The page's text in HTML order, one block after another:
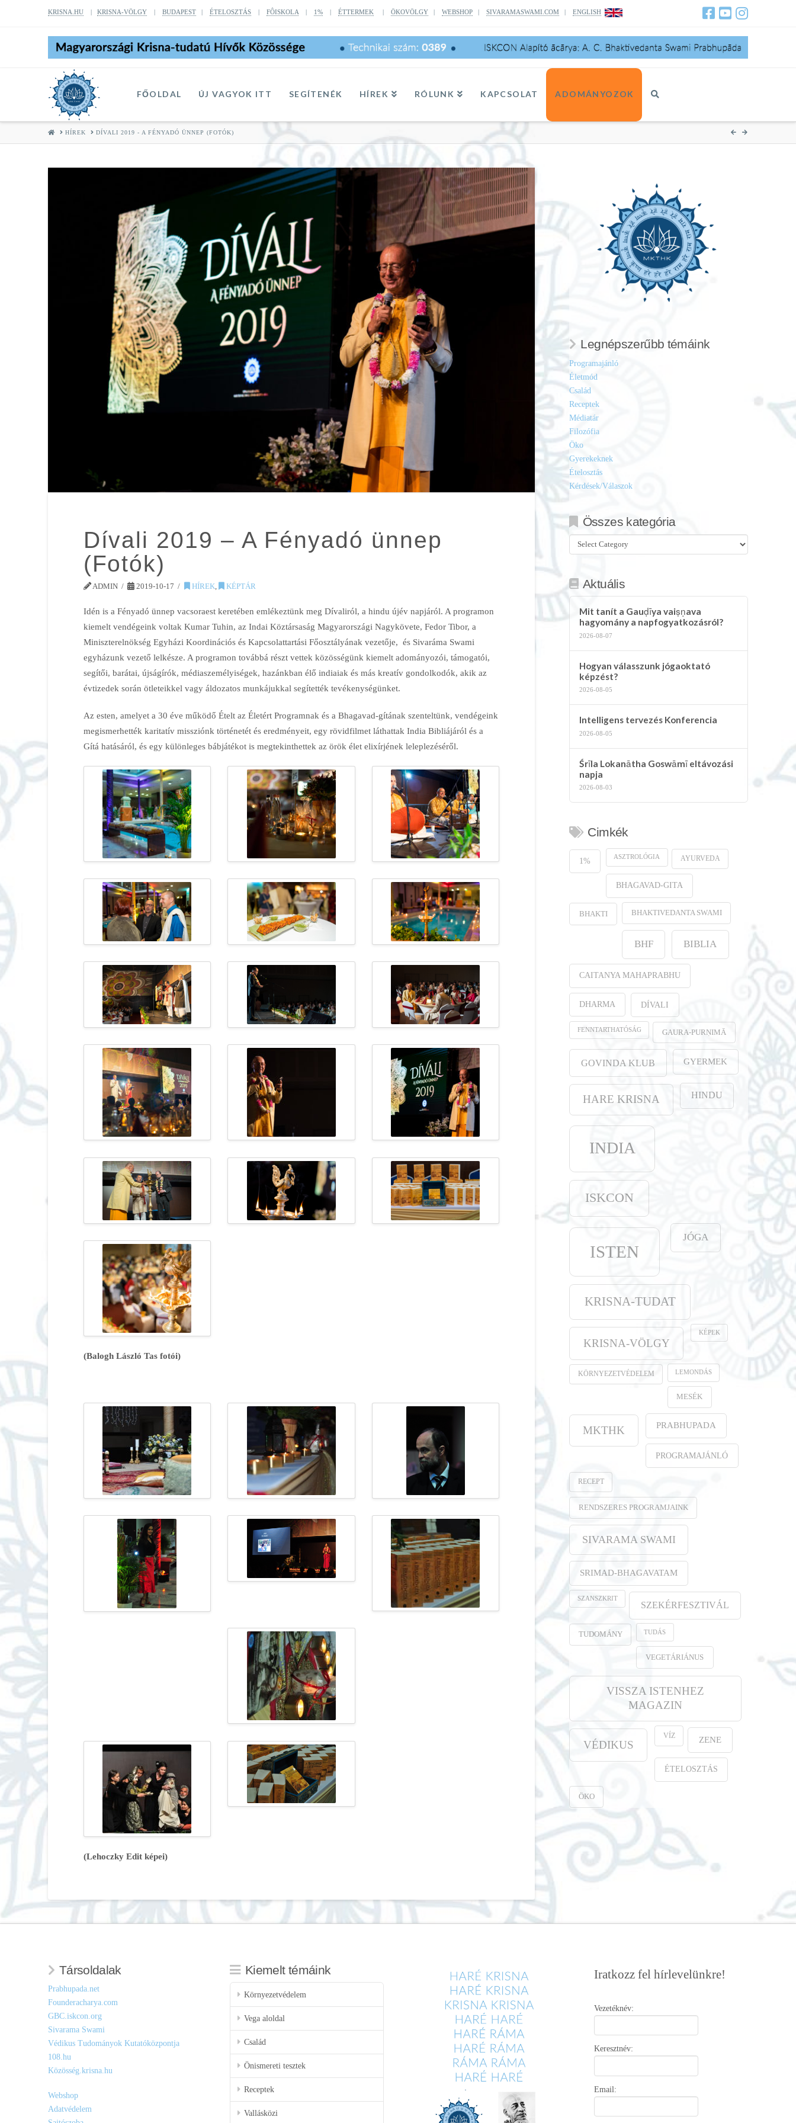
KRISNA.HU| KRISNA-VÖLGY| BUDAPEST| ÉTELOSZTÁS| FÔISKOLA| 1%| ÉTTERMEK | ÖKOVÖLGY| WEBSHOP| SIVARAMASWAMI.COM| ENGLISH
FŐOLDAL ÚJ VAGYOK ITT SEGÍTENÉK HÍREK RÓLUNK KAPCSOLAT ADOMÁNYOZOK
HOMEHÍREK DÍVALI 2019 - A FÉNYADÓ ÜNNEP (FOTÓK)
Dívali 2019 – A Fényadó ünnep
(Fotók)
ADMIN 2019-10-17 HÍREK, KÉPTÁR
Idén is a Fényadó ünnep vacsoraest keretében emlékeztünk meg Dívaliról, a hindu újév napjáról. A programon
kiemelt vendégeink voltak Kumar Tuhin, az Indai Köztársaság Magyarországi Nagykövete, Fedor Tibor, a
Miniszterelnökség Egyházi Koordinációs és Kapcsolattartási Főosztályának vezetője, és Sivaráma Swami
egyházunk vezető lelkésze. A programon továbbá részt vettek közösségünk kiemelt adományozói, támogatói,
segítői, barátai, újságírók, médiaszemélyiségek, hazánkban élő indiaiak és más kreatív gondolkodók, akik az
évtizedek során ötleteikkel vagy áldozatos munkájukkal segítették tevékenységünket.
Az esten, amelyet a 30 éve működő Ételt az Életért Programnak és a Bhagavad-gítának szenteltünk, vendégeink
megismerhették karitatív missziónk történetét és eredményeit, egy rövidfilmet láthattak India Bibliájáról és a
Gítá hatásáról, és egy különleges bábjátékot is megtekinthettek az örök élet elixírjének leleplezéséről.
(Balogh László Tas fotói)
(Lehoczky Edit képei)
Legnépszerűbb témáink
Programajánló
Életmód
Család
Receptek
Médiatár
Filozófia
Öko
Gyerekeknek
Ételosztás
Kérdések/Válaszok
Összes kategória
Összes
kategória
Aktuális
Mit tanít a Gauḍīya vaiṣṇava
hagyomány a napfogyatkozásról?
2026-08-07
Hogyan válasszunk jógaoktató
képzést?
2026-08-05
Intelligens tervezés Konferencia
2026-08-05
Śrīla Lokanātha Goswāmī eltávozási
napja
2026-08-03
Cimkék
1% ASZTROLÓGIA AYURVEDA
BHAGAVAD-GITA
BHAKTI BHAKTIVEDANTA SWAMI
BHF BIBLIA
CAITANYA MAHAPRABHU
DHARMA DÍVALI
FENNTARTHATÓSÁG GAURA-PURṆIMĀ
GOVINDA KLUB GYERMEK
HARE KRISNA HINDU
INDIA
ISKCON
ISTEN
JÓGA
KRISNA-TUDAT
KRISNA-VÖLGY
KÉPEK
KÖRNYEZETVÉDELEM LEMONDÁS
MESÉK
MKTHK PRABHUPADA
PROGRAMAJÁNLÓ
RECEPT
RENDSZERES PROGRAMJAINK
SIVARAMA SWAMI
SRIMAD-BHAGAVATAM
SZANSZKRIT
SZEKÉRFESZTIVÁL
TUDOMÁNY TUDÁS
VEGETÁRIÁNUS
VISSZA ISTENHEZ
MAGAZIN
VÉDIKUS
VÍZ ZENE
ÉTELOSZTÁS
ÖKO
Társoldalak
Prabhupada.net
Founderacharya.com
GBC.iskcon.org
Sivarama Swami
Védikus Tudományok Kutatóközpontja
108.hu
Közösség.krisna.hu
Webshop
Adatvédelem
Kiemelt témáink
Környezetvédelem
Vega aloldal
Család
Önismereti tesztek
Receptek
Vallásközi
Iratkozz fel hírlevelünkre!
Vezetéknév:
Keresztnév:
Email: